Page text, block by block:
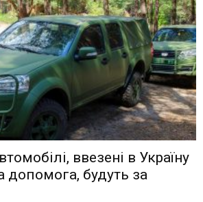
ввезені в Україну
допомога, будуть за